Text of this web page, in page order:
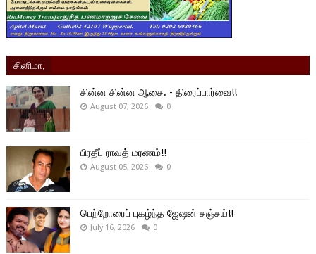
சினிமா,
சின்ன சின்ன ஆசை. - திரைப்பார்வை!!
August 07, 2026 0
பிரதீப் ராவத் மரணம்!!
August 05, 2026 0
பெற்றோரைப் புகழ்ந்த ஜேஷன் சஞ்சய்!!
July 16, 2026 0